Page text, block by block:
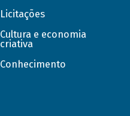
Licitações
Cultura e economia
criativa
Conhecimento